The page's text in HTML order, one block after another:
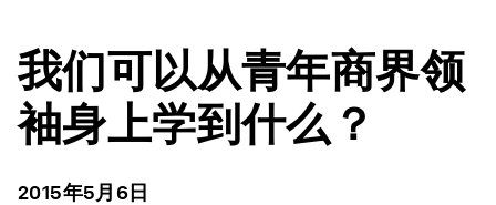
我们可以从青年商界领
袖身上学到什么？
2015年5月6日